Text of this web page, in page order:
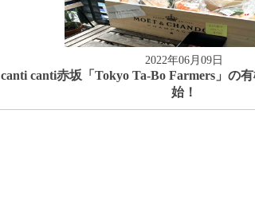
2022年06月09日
canti canti赤坂「Tokyo Ta-Bo Farmers」の
始！